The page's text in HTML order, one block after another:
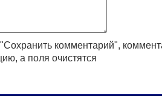
комментарий",
а поля очистятся